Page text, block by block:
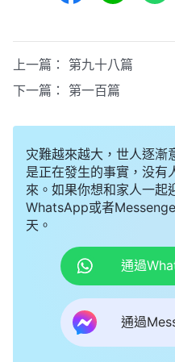
上一篇： 第九十八篇
下一篇： 第一百篇
灾難越來越大，世人逐漸
是正在發生的事實，没有
來。如果你想和家人一起
WhatsApp或者
天。
通過
通過